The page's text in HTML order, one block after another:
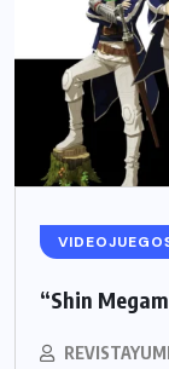
“Shin